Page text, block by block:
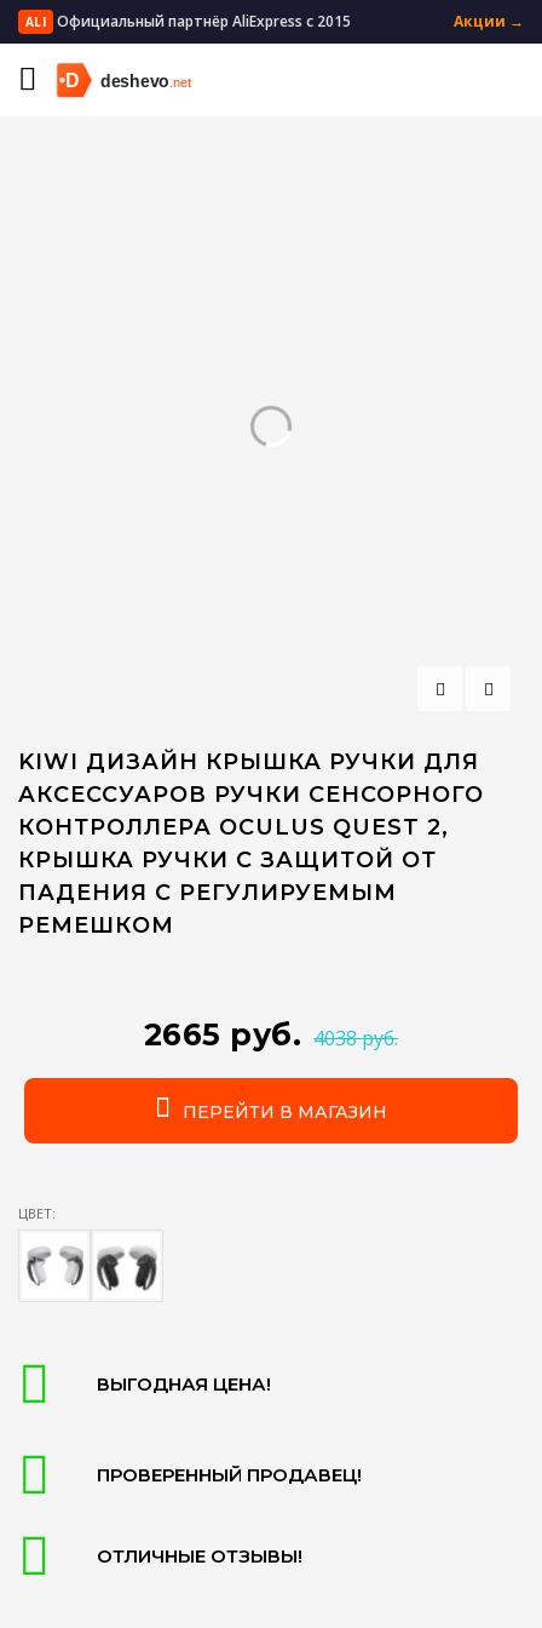
ALI Официальный партнёр AliExpress с 2015 Акции →
Главная Электроника
Очки VR/AR
KIWI ДИЗАЙН КРЫШКА РУЧКИ ДЛЯ
АКСЕССУАРОВ РУЧКИ СЕНСОРНОГО
КОНТРОЛЛЕРА OCULUS QUEST 2,
КРЫШКА РУЧКИ С ЗАЩИТОЙ ОТ
ПАДЕНИЯ С РЕГУЛИРУЕМЫМ
РЕМЕШКОМ
2665 руб. 4038 руб.
ПЕРЕЙТИ В МАГАЗИН
ЦВЕТ:
ВЫГОДНАЯ ЦЕНА!
ПРОВЕРЕННЫЙ ПРОДАВЕЦ!
ОТЛИЧНЫЕ ОТЗЫВЫ!